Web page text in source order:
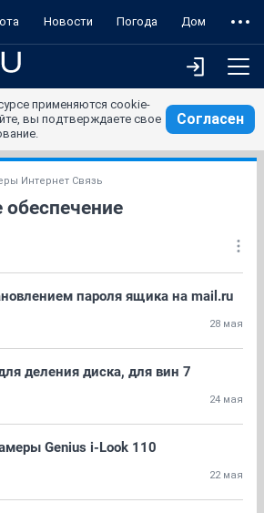
Новости Погода Дом
применяются cookie-
вы подтверждаете свое
Согласен
Интернет Связь
пароля ящика на mail.ru
28 мая
деления диска, для вин 7
24 мая
Genius i-Look 110
22 мая